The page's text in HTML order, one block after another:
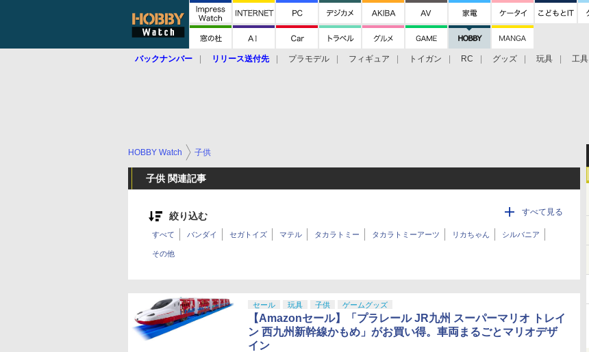
バックナンバー リリース送付先 プラモデル フィギュア トイガン RC グッズ 玩具 工具
HOBBY Watch 子供
子供 関連記事
絞り込む すべて見る
すべて バンダイ セガトイズ マテル タカラトミー タカラトミーアーツ リカちゃん シルバニア
その他
セール 玩具 子供 ゲームグッズ
【Amazonセール】「プラレール JR九州 スーパーマリオ トレイ
ン 西九州新幹線かもめ」がお買い得。車両まるごとマリオデザ
イン